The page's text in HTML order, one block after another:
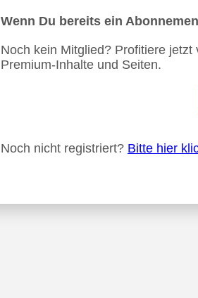
Wenn Du bereits ein
Noch kein Mitglied? Profitiere
Premium-Inhalte und Seiten.
Noch nicht registriert? Bitte hier